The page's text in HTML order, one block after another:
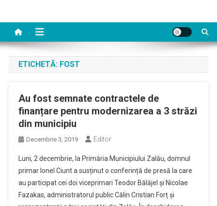
ETICHETĂ: FOST
Au fost semnate contractele de
finanțare pentru modernizarea a 3 străzi
din municipiu
Decembrie 3, 2019 Editor
Luni, 2 decembrie, la Primăria Municipiului Zalău, domnul
primar Ionel Ciunt a susținut o conferință de presă la care
au participat cei doi viceprimari Teodor Bălăjel și Nicolae
Fazakas, administratorul public Călin Cristian Forț și